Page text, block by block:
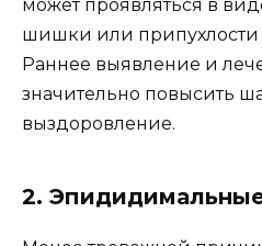
может проявляться в
шишки или припухлости
Раннее выявление и
значительно повысить
выздоровление.
2.